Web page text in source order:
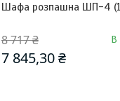
Шафа розпашна ШП-4
8 717 ₴
7 845,30 ₴
В